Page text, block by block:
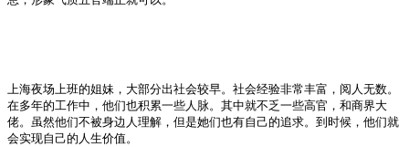
上海夜场上班的姐妹，大部分出社会较早。社会经验非常丰富，阅人无数。
在多年的工作中，他们也积累一些人脉。其中就不乏一些高官，和商界大
佬。虽然他们不被身边人理解，但是她们也有自己的追求。到时候，他们就
会实现自己的人生价值。